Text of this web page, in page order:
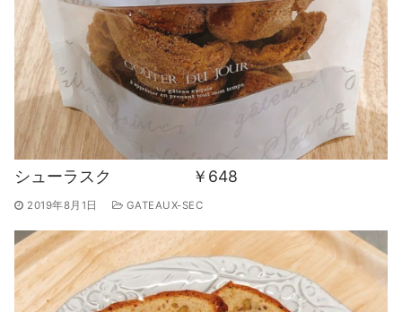
シューラスク ￥648
2019年8月1日 GATEAUX-SEC